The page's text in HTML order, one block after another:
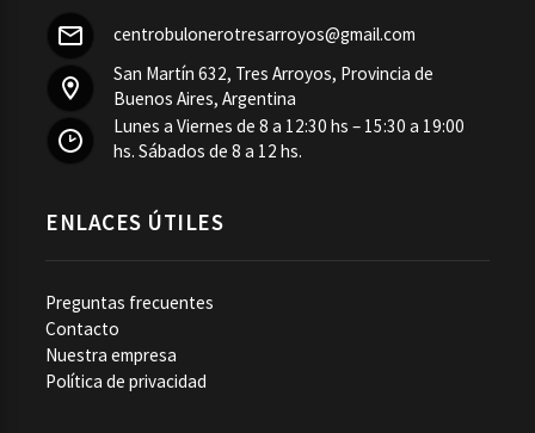
centrobulonerotresarroyos@gmail.com
San Martín 632, Tres Arroyos, Provincia de
Buenos Aires, Argentina
Lunes a Viernes de 8 a 12:30 hs – 15:30 a 19:00
hs. Sábados de 8 a 12 hs.
ENLACES ÚTILES
Preguntas frecuentes
Contacto
Nuestra empresa
Política de privacidad